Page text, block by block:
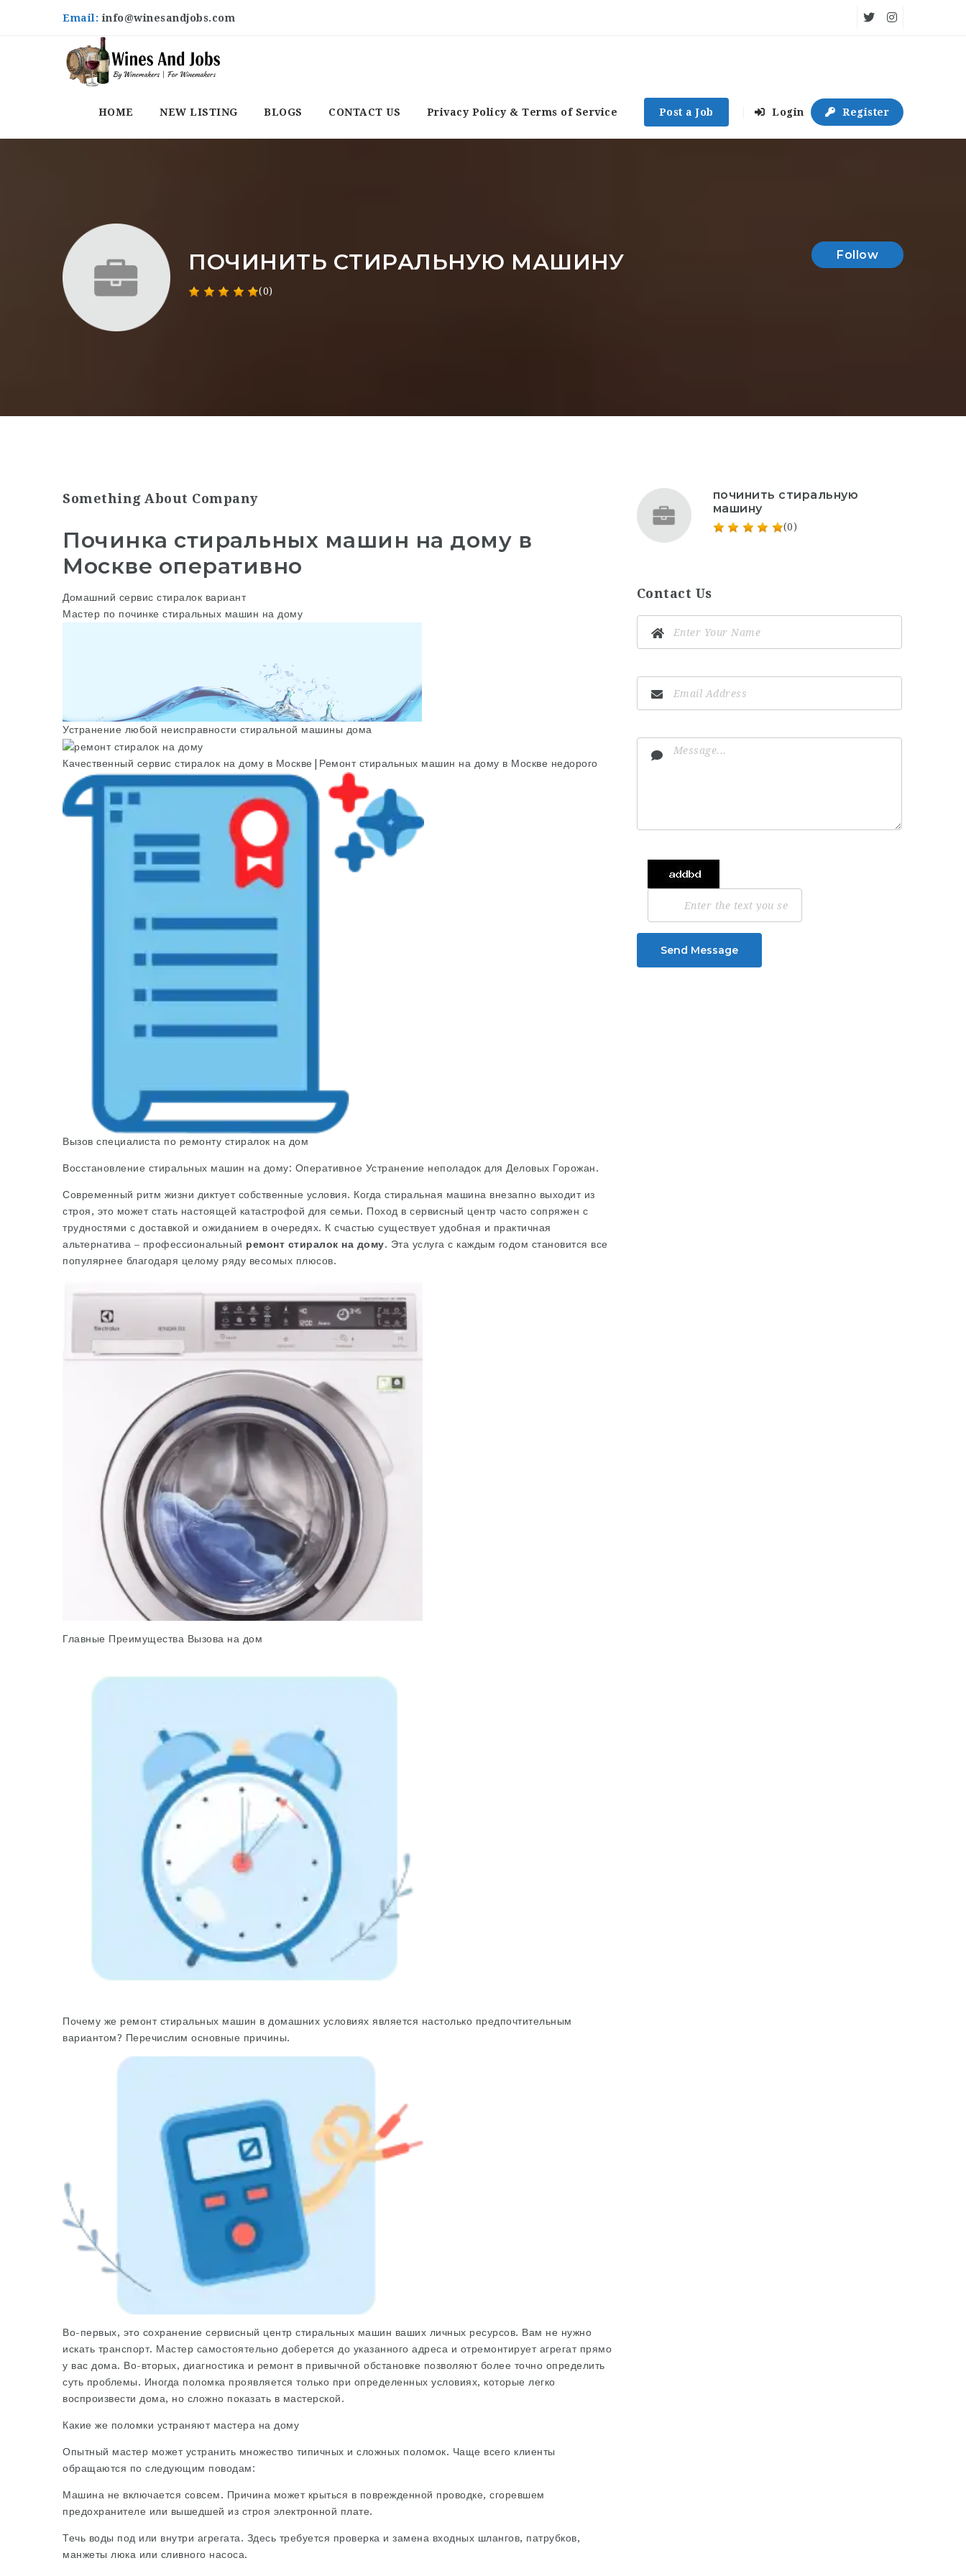
Email:info@winesandjobs.com
HOME NEW LISTING BLOGS CONTACT US Privacy Policy & Terms of Service Post a Job Login Register
ПОЧИНИТЬ СТИРАЛЬНУЮ МАШИНУ
(0)
Follow
Something About Company
Починка стиральных машин на дому в
Москве оперативно
Домашний сервис стиралок вариант
Мастер по починке стиральных машин на дому
Устранение любой неисправности стиральной машины дома
Качественный сервис стиралок на дому в Москве|Ремонт стиральных машин на дому в Москве недорого
Вызов специалиста по ремонту стиралок на дом
Восстановление стиральных машин на дому: Оперативное Устранение неполадок для Деловых Горожан.
Современный ритм жизни диктует собственные условия. Когда стиральная машина внезапно выходит из
строя, это может стать настоящей катастрофой для семьи. Поход в сервисный центр часто сопряжен с
трудностями с доставкой и ожиданием в очередях. К счастью существует удобная и практичная
альтернатива – профессиональный ремонт стиралок на дому. Эта услуга с каждым годом становится все
популярнее благодаря целому ряду весомых плюсов.
Главные Преимущества Вызова на дом
Почему же ремонт стиральных машин в домашних условиях является настолько предпочтительным
вариантом? Перечислим основные причины.
Во-первых, это сохранение сервисный центр стиральных машин ваших личных ресурсов. Вам не нужно
искать транспорт. Мастер самостоятельно доберется до указанного адреса и отремонтирует агрегат прямо
у вас дома. Во-вторых, диагностика и ремонт в привычной обстановке позволяют более точно определить
суть проблемы. Иногда поломка проявляется только при определенных условиях, которые легко
воспроизвести дома, но сложно показать в мастерской.
Какие же поломки устраняют мастера на дому
Опытный мастер может устранить множество типичных и сложных поломок. Чаще всего клиенты
обращаются по следующим поводам:
Машина не включается совсем. Причина может крыться в поврежденной проводке, сгоревшем
предохранителе или вышедшей из строя электронной плате.
Течь воды под или внутри агрегата. Здесь требуется проверка и замена входных шлангов, патрубков,
манжеты люка или сливного насоса.
починить стиральную
машину
(0)
Contact Us
Send Message